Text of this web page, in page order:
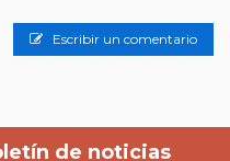
Escribir un comentario
de noticias